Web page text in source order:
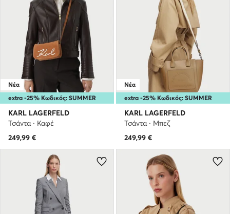
extra -25% Κωδικός: SUMMER
Νέα
KARL LAGERFELD
Τσάντα · Καφέ
249,99 €
extra -25% Κωδικός: SUMMER
Νέα
KARL LAGERFELD
Τσάντα · Μπεζ
249,99 €